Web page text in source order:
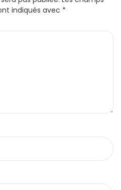
indiqués avec *